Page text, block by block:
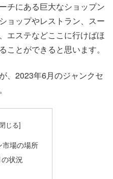
チにある巨大なショップン
ョップやレストラン、スー
エステなどここに行けばほ
ことができると思います。
、2023年6月のジャンクセ
場の場所
状況